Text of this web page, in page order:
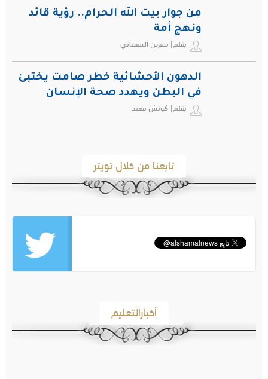
من جوار بيت الله الحرام.. رؤية قائد
ونهج أمة
بقلم| نسرين السفياني
الدهون الأحشائية خطر صامت يختبئ
في البطن ويهدد صحة الإنسان
بقلم| كوتش مهند
تابعنا من خلال تويتر
أخبارالتعليم